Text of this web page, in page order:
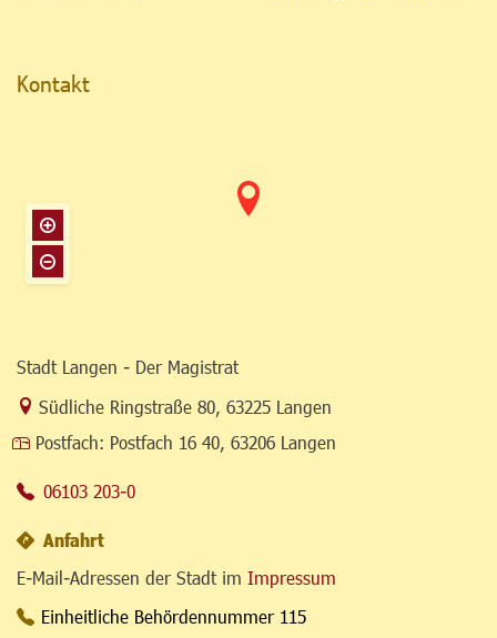
Kontakt
Stadt Langen - Der Magistrat
Link zur Google-Maps Navigation
Südliche Ringstraße 80, 63225 Langen
Postfach: Postfach 16 40, 63206 Langen
06103 203-0
Anfahrt
E-Mail-Adressen der Stadt im Impressum
Einheitliche Behördennummer 115